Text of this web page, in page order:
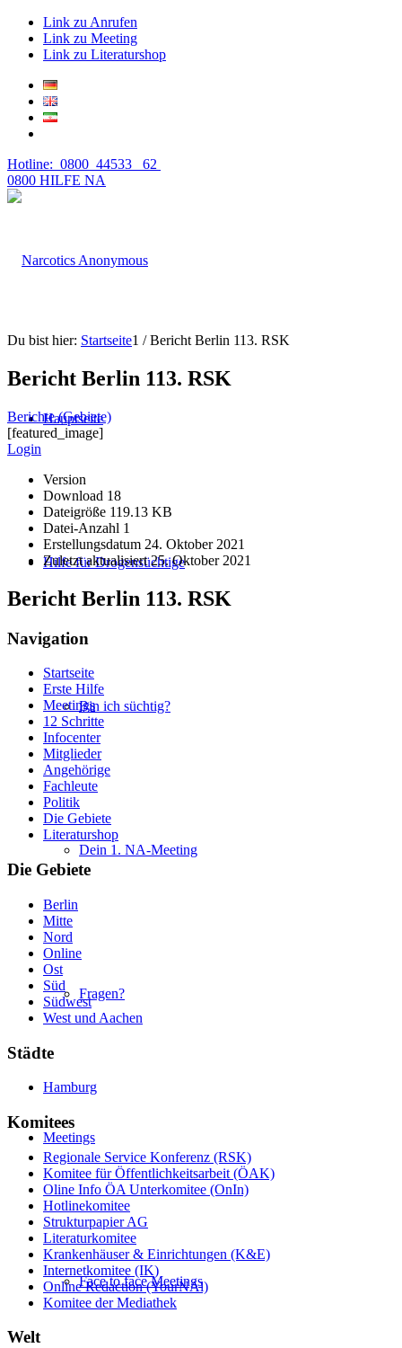
Link zu Anrufen
Link zu Meeting
Link zu Literaturshop
Hotline: 0800 44533 62
0800 HILFE NA
Hauptseite
Hilfe für Drogensüchtige
Bin ich süchtig?
Dein 1. NA-Meeting
Fragen?
Meetings
Face to face Meetings
Du bist hier: Startseite1 / Bericht Berlin 113. RSK
Bericht Berlin 113. RSK
Berichte (Gebiete)
[featured_image]
Login
Version
Download 18
Dateigröße 119.13 KB
Datei-Anzahl 1
Erstellungsdatum 24. Oktober 2021
Zuletzt aktualisiert25. Oktober 2021
Bericht Berlin 113. RSK
Navigation
Startseite
Erste Hilfe
Meetings
12 Schritte
Infocenter
Mitglieder
Angehörige
Fachleute
Politik
Die Gebiete
Literaturshop
Die Gebiete
Berlin
Mitte
Nord
Online
Ost
Süd
Südwest
West und Aachen
Städte
Hamburg
Komitees
Regionale Service Konferenz (RSK)
Komitee für Öffentlichkeitsarbeit (ÖAK)
Oline Info ÖA Unterkomitee (OnIn)
Hotlinekomitee
Strukturpapier AG
Literaturkomitee
Krankenhäuser & Einrichtungen (K&E)
Internetkomitee (IK)
Online Redaction (YourNAl)
Komitee der Mediathek
Welt